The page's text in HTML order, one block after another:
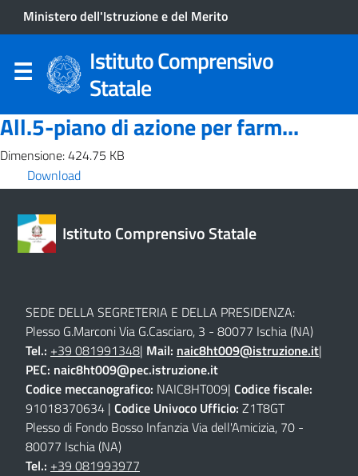
Ministero dell'Istruzione e del Merito
Istituto Comprensivo
Statale
All.5-piano di azione per farm...
Dimensione: 424.75 KB
Download
Istituto Comprensivo Statale
SEDE DELLA SEGRETERIA E DELLA PRESIDENZA:
Plesso G.Marconi Via G.Casciaro, 3 - 80077 Ischia (NA)
Tel.: +39 081991348| Mail: naic8ht009@istruzione.it|
PEC: naic8ht009@pec.istruzione.it
Codice meccanografico: NAIC8HT009| Codice fiscale:
91018370634 | Codice Univoco Ufficio: Z1T8GT
Plesso di Fondo Bosso Infanzia Via dell'Amicizia, 70 -
80077 Ischia (NA)
Tel.: +39 081993977